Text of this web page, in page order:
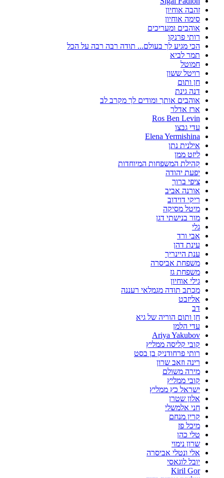
זהבה אוחיון
סימה אוחיון
אוהבים ומעריכים
רותי פרנקו
הכי מגיע לך בעולם... תודה רבה רבה על הכל
תמר לביא
חמוטל
רויטל ששון
חן ותום
דנה גינת
אוהבים אותך ומודים לך מקרב לב
ארז אדלר
Ros Ben Levin‎‏
עדי גבצו
Elena Yermishina‎‏
אילנית נתן
ליזט ממן
קהילת המשפחות המיוחדות
יפעת יהודה
ציפי ברוך
אורנה אביב
ריקי דוידוב
מיטל מסיקה
מור בנישתי דגן
גלי
אבי ורד
עינת דהן
ענת היינריך
משפחת אביסרה
משפחת גז
גילי אוחיון
מכתב תודה מגמלאי רעננה
אליזבט
דב
חן ותום הוריה של גיא
עדי הלמן
Ariya Yakubov
קובי קליסה ממליץ
רותי פרחודניק בן בסט
רינה וזאב שרון
מירה משולם
קובי ממליץ
ישראל כץ ממליץ
אלון שטרן
חני אלמשלי
קרין מנחם
מיכל פז
טלי כהן
שרון נימוי
אלי ונטלי אביסרה
יובל לוגאסי
Kiril Gor